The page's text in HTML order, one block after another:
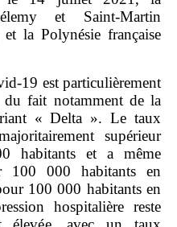
et Saint‑Martin
la Polynésie française
est particulièrement
du fait notamment de la
« Delta ». Le taux
supérieur
habitants et a même
100 000 habitants en
100 000 habitants en
hospitalière reste